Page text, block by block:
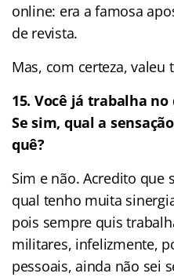
online: era a famosa
de revista.
Mas, com certeza, valeu
15. Você já trabalha no
Se sim, qual a
quê?
Sim e não. Acredito que
qual tenho muita
pois sempre quis
militares, infelizmente,
pessoais, ainda não sei